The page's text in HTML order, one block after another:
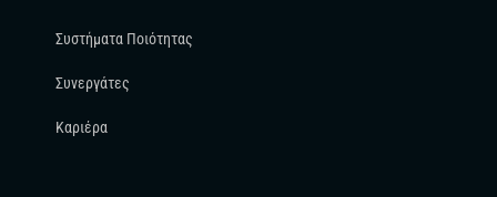
Συστήματα Ποιότητας
Συνεργάτες
Καριέρα